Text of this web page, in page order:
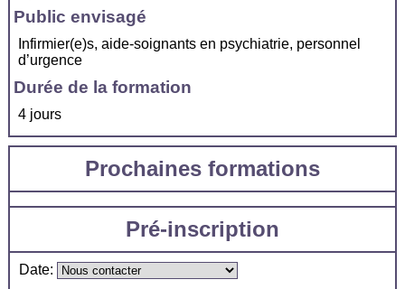
Public envisagé
Infirmier(e)s, aide-soignants en psychiatrie, personnel
d’urgence
Durée de la formation
4 jours
Prochaines formations
Pré-inscription
Date: